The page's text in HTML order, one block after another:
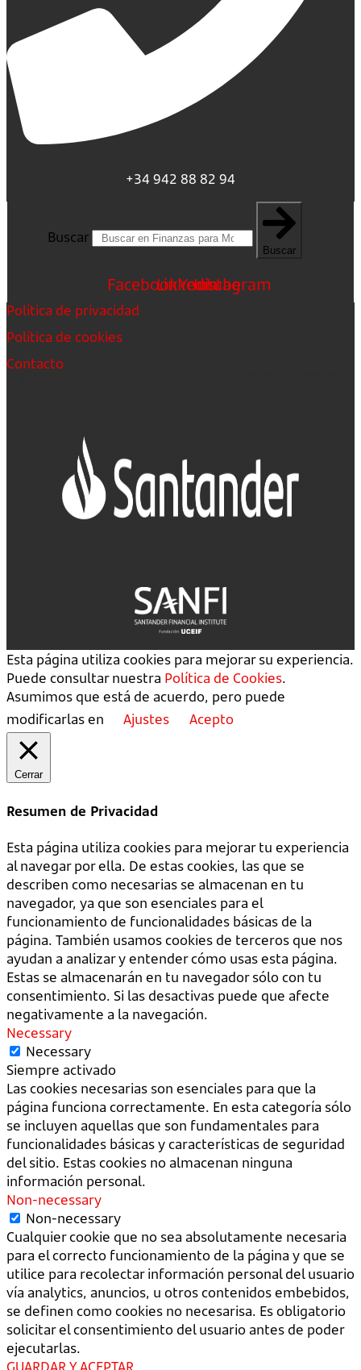
+34 942 88 82 94
Buscar
Buscar
FacebookLinkedin
Youtube
Instagram
Política de privacidad
Política de cookies
Contacto
Esta página utiliza cookies para mejorar su experiencia.
Puede consultar nuestra Política de Cookies.
Asumimos que está de acuerdo, pero puede
modificarlas en
Ajustes Acepto
Cerrar
Resumen de Privacidad
Esta página utiliza cookies para mejorar tu experiencia
al navegar por ella. De estas cookies, las que se
describen como necesarias se almacenan en tu
navegador, ya que son esenciales para el
funcionamiento de funcionalidades básicas de la
página. También usamos cookies de terceros que nos
ayudan a analizar y entender cómo usas esta página.
Estas se almacenarán en tu navegador sólo con tu
consentimiento. Si las desactivas puede que afecte
negativamente a la navegación.
Necessary
Necessary
Siempre activado
Las cookies necesarias son esenciales para que la
página funciona correctamente. En esta categoría sólo
se incluyen aquellas que son fundamentales para
funcionalidades básicas y características de seguridad
del sitio. Estas cookies no almacenan ninguna
información personal.
Non-necessary
Non-necessary
Cualquier cookie que no sea absolutamente necesaria
para el correcto funcionamiento de la página y que se
utilice para recolectar información personal del usuario
vía analytics, anuncios, u otros contenidos embebidos,
se definen como cookies no necesarisa. Es obligatorio
solicitar el consentimiento del usuario antes de poder
ejecutarlas.